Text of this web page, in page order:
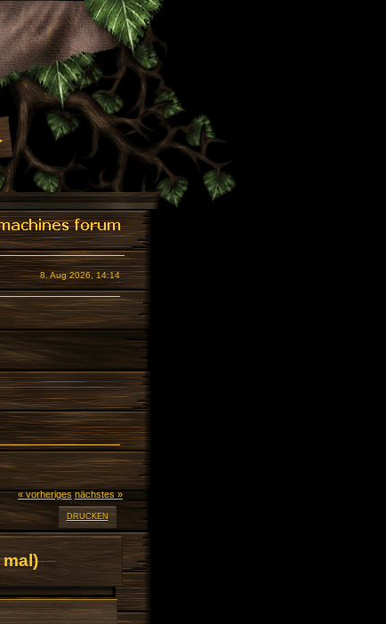
8. Aug 2026, 14:14
« vorheriges nächstes »
DRUCKEN